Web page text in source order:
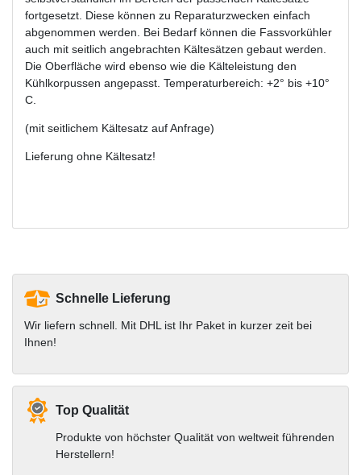
fortgesetzt. Diese können zu Reparaturzwecken einfach
abgenommen werden. Bei Bedarf können die Fassvorkühler
auch mit seitlich angebrachten Kältesätzen gebaut werden.
Die Oberfläche wird ebenso wie die Kälteleistung den
Kühlkorpussen angepasst. Temperaturbereich: +2° bis +10°
C.
(mit seitlichem Kältesatz auf Anfrage)
Lieferung ohne Kältesatz!
Schnelle Lieferung
Wir liefern schnell. Mit DHL ist Ihr Paket in kurzer zeit bei
Ihnen!
Top Qualität
Produkte von höchster Qualität von weltweit führenden
Herstellern!